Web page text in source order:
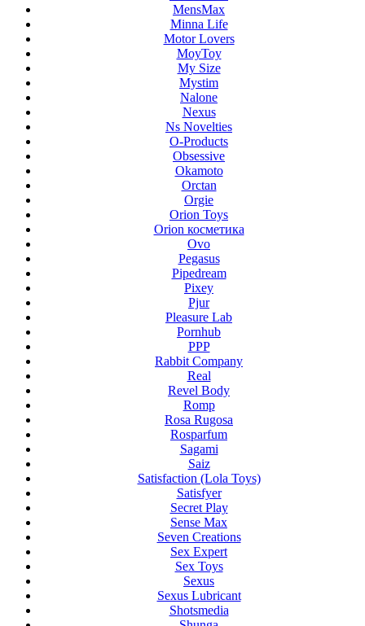
MensMax
Minna Life
Motor Lovers
MoyToy
My Size
Mystim
Nalone
Nexus
Ns Novelties
O-Products
Obsessive
Okamoto
Orctan
Orgie
Orion Toys
Orion косметика
Ovo
Pegasus
Pipedream
Pixey
Pjur
Pleasure Lab
Pornhub
PPP
Rabbit Company
Real
Revel Body
Romp
Rosa Rugosa
Rosparfum
Sagami
Saiz
Satisfaction (Lola Toys)
Satisfyer
Secret Play
Sense Max
Seven Creations
Sex Expert
Sex Toys
Sexus
Sexus Lubricant
Shotsmedia